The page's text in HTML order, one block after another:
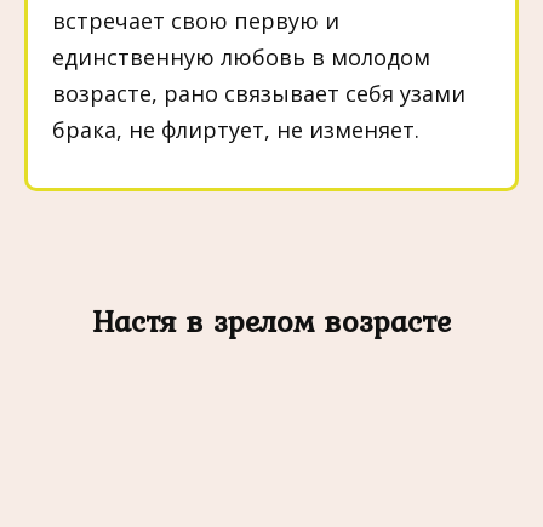
встречает свою первую и
единственную любовь в молодом
возрасте, рано связывает себя узами
брака, не флиртует, не изменяет.
Настя в зрелом возрасте